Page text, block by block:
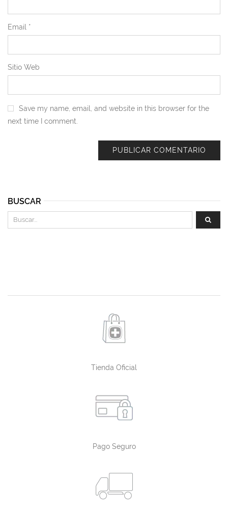
Email *
Sitio Web
Save my name, email, and website in this browser for the
next time I comment.
BUSCAR
Tienda Oficial
Pago Seguro